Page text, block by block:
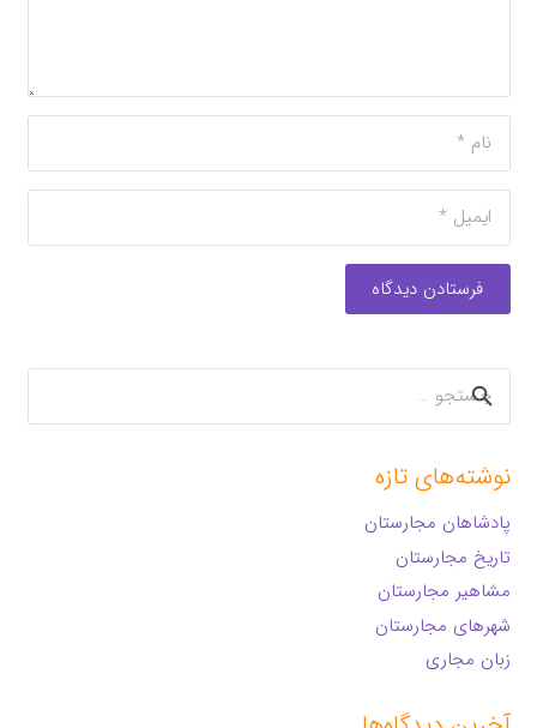
فرستادن دیدگاه
جستجو
برای:
نوشته‌های تازه
پادشاهان مجارستان
تاریخ مجارستان
مشاهیر مجارستان
شهرهای مجارستان
زبان مجاری